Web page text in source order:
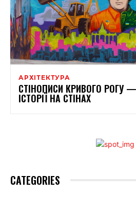
АРХІТЕКТУРА
СТІНОПИСИ КРИВОГО РОГУ
ІСТОРІЇ НА СТІНАХ
CATEGORIES